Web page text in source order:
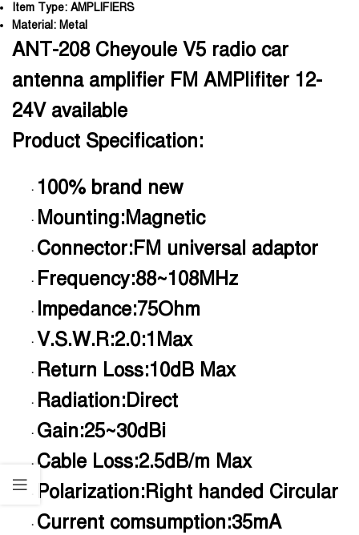
Item Type: AMPLIFIERS
Material: Metal
ANT-208 Cheyoule V5 radio car
antenna amplifier FM AMPlifiter 12-
24V available
Product Specification:
· 100% brand new
· Mounting:Magnetic
· Connector:FM universal adaptor
· Frequency:88~108MHz
· Impedance:75Ohm
· V.S.W.R:2.0:1Max
· Return Loss:10dB Max
· Radiation:Direct
· Gain:25~30dBi
· Cable Loss:2.5dB/m Max
· Polarization:Right handed Circular
· Current comsumption:35mA